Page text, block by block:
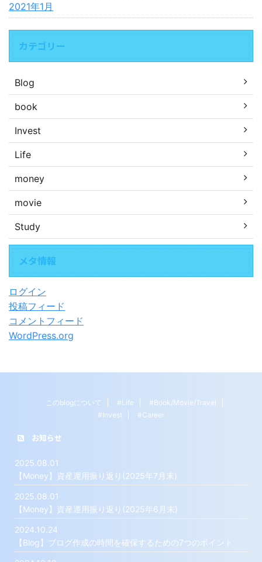
2021年1月
カテゴリー
Blog
book
Invest
Life
money
movie
Study
メタ情報
ログイン
投稿フィード
コメントフィード
WordPress.org
このblogについて #Life
#Book/Movie/Travel
#Invest
#Career
お知らせ
2025.08.01
【Money】資産運用振り返り(2025年7月末)
2025.08.01
【Money】資産運用振り返り(2025年6月末)
2024.10.24
【Blog】ブログ作成の時間を確保するための7つのポイント